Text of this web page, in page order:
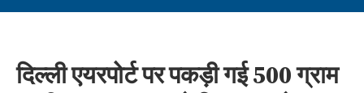
दिल्ली एयरपोर्ट पर पकड़ी गई 500 ग्राम